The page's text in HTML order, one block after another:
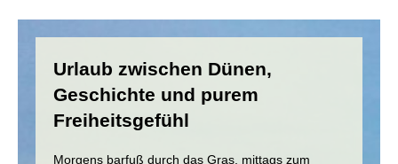
Urlaub zwischen Dünen,
Geschichte und purem
Freiheitsgefühl
Morgens barfuß durch das Gras, mittags zum